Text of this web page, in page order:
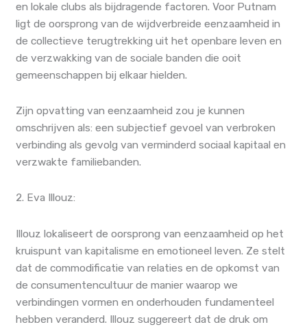
en lokale clubs als bijdragende factoren. Voor Putnam
ligt de oorsprong van de wijdverbreide eenzaamheid in
de collectieve terugtrekking uit het openbare leven en
de verzwakking van de sociale banden die ooit
gemeenschappen bij elkaar hielden.
Zijn opvatting van eenzaamheid zou je kunnen
omschrijven als: een subjectief gevoel van verbroken
verbinding als gevolg van verminderd sociaal kapitaal en
verzwakte familiebanden.
2. Eva Illouz:
Illouz lokaliseert de oorsprong van eenzaamheid op het
kruispunt van kapitalisme en emotioneel leven. Ze stelt
dat de commodificatie van relaties en de opkomst van
de consumentencultuur de manier waarop we
verbindingen vormen en onderhouden fundamenteel
hebben veranderd. Illouz suggereert dat de druk om